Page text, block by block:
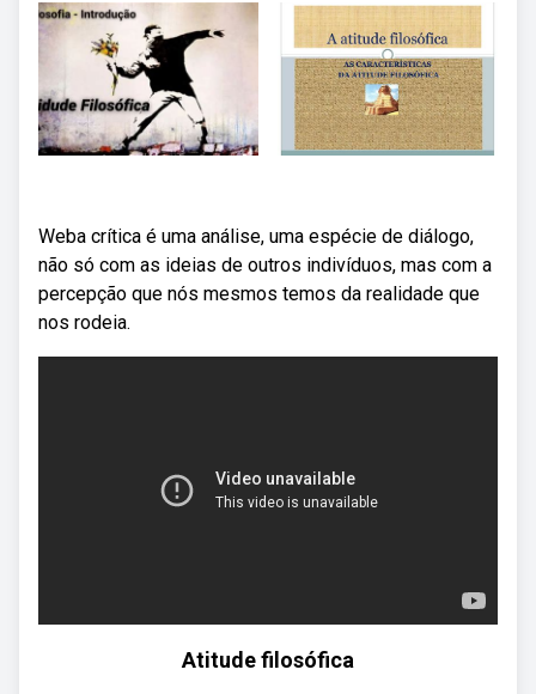
Weba crítica é uma análise, uma espécie de diálogo,
não só com as ideias de outros indivíduos, mas com a
percepção que nós mesmos temos da realidade que
nos rodeia.
Atitude filosófica